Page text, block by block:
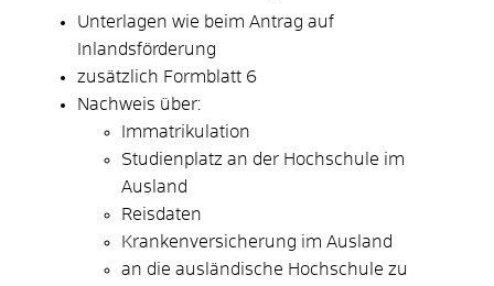
Unterlagen wie beim Antrag auf
Inlandsförderung
zusätzlich Formblatt 6
Nachweis über:
Immatrikulation
Studienplatz an der Hochschule im
Ausland
Reisdaten
Krankenversicherung im Ausland
an die ausländische Hochschule zu